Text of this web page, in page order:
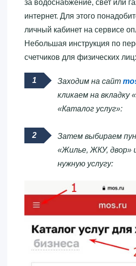
за водоснабжение, свет или
интернет. Для этого
личный кабинет на сервисе
Небольшая инструкция по
счетчиков для физических лиц:
Заходим на сайт
кликаем на вкладку
«Каталог услуг»:
Затем выбираем
«Жилье, ЖКУ, двор»
нужную услугу: